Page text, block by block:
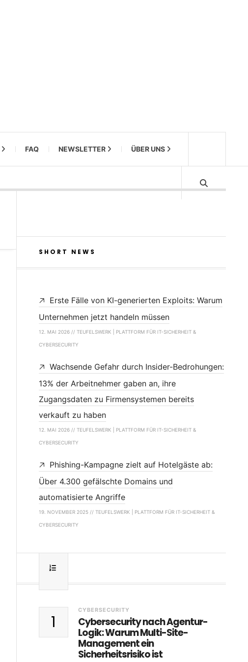
FAQ NEWSLETTER ÜBER UNS
SHORT NEWS
Erste Fälle von KI-generierten Exploits: Warum
Unternehmen jetzt handeln müssen
12. MAI 2026 // TEUFELSWERK | PLATTFORM FÜR IT-SICHERHEIT &
CYBERSECURITY
Wachsende Gefahr durch Insider-Bedrohungen:
13% der Arbeitnehmer gaben an, ihre
Zugangsdaten zu Firmensystemen bereits
verkauft zu haben
12. MAI 2026 // TEUFELSWERK | PLATTFORM FÜR IT-SICHERHEIT &
CYBERSECURITY
Phishing-Kampagne zielt auf Hotelgäste ab:
Über 4.300 gefälschte Domains und
automatisierte Angriffe
19. NOVEMBER 2025 // TEUFELSWERK | PLATTFORM FÜR IT-SICHERHEIT &
CYBERSECURITY
1
CYBERSECURITY
Cybersecurity nach Agentur-
Logik: Warum Multi-Site-
Management ein
Sicherheitsrisiko ist